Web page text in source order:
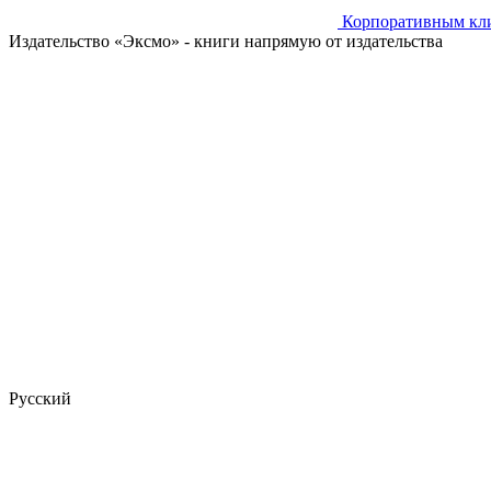
Корпоративным
Издательство «Эксмо» - книги напрямую от издательства
Русский